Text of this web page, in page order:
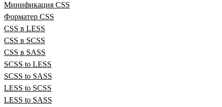
Минификация CSS
Форматер CSS
CSS в LESS
CSS в SCSS
CSS в SASS
SCSS to LESS
SCSS to SASS
LESS to SCSS
LESS to SASS